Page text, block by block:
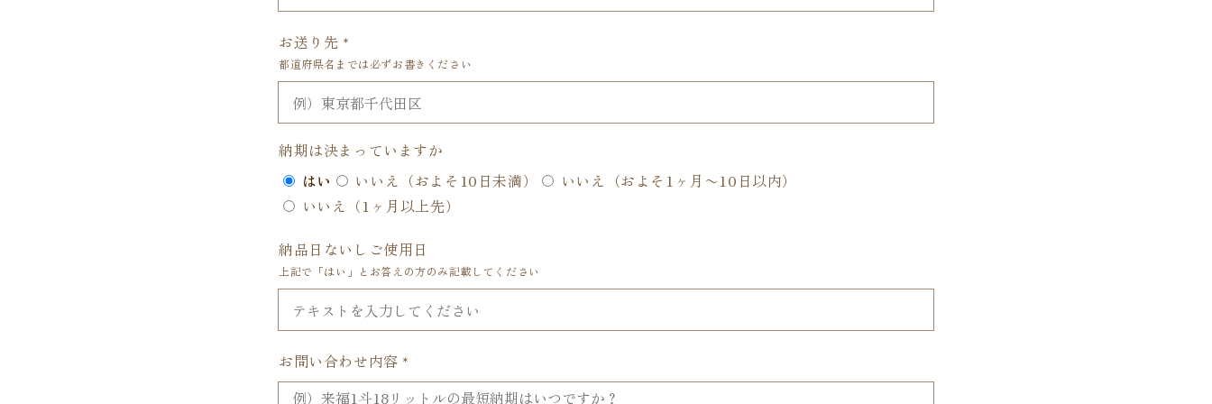
お送り先 *
都道府県名までは必ずお書きください
納期は決まっていますか
はい
いいえ（およそ10日未満）
いいえ（およそ1ヶ月〜10日以内）
いいえ（1ヶ月以上先）
納品日ないしご使用日
上記で「はい」とお答えの方のみ記載してください
お問い合わせ内容 *